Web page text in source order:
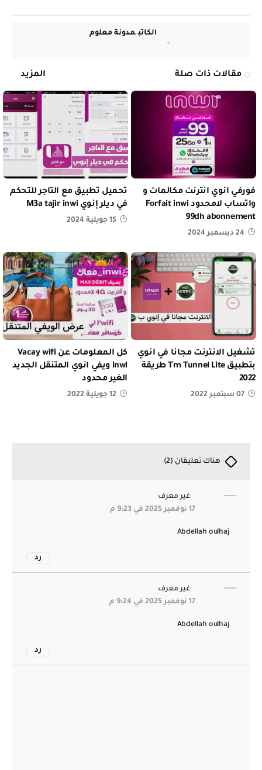
الكاتب مدونة معلوم
مقالات ذات صلة المزيد
فورفي انوي انترنت مكالمات و
واتساب لامحدود Forfait inwi
99dh abonnement
24 ديسمبر 2024
تحميل تطبيق مع التاجر للتحكم
في ديلر إنوي M3a tajir inwi
15 جويلية 2024
تشغيل الانترنت مجانا في انوي
بتطبيق Tm Tunnel Lite طريقة
2022
07 سبتمبر 2022
كل المعلومات عن Vacay wifi
inwi ويفي انوي المتنقل الجديد
الغير محدود
12 جويلية 2022
هناك تعليقان (2)
غير معرف
17 نوفمبر 2025 في 9:23 م
Abdellah oulhaj
رد
غير معرف
17 نوفمبر 2025 في 9:24 م
Abdellah oulhaj
رد